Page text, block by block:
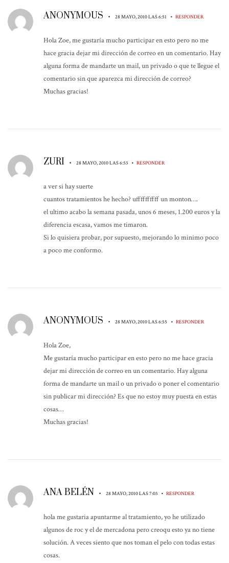
ANONYMOUS • 28 MAYO, 2010 LAS 6:51 • RESPONDER
Hola Zoe, me gustaría mucho participar en esto pero no me
hace gracia dejar mi dirección de correo en un comentario. Hay
alguna forma de mandarte un mail, un privado o que te llegue el
comentario sin que aparezca mi dirección de correo?
Muchas gracias!
ZURI • 28 MAYO, 2010 LAS 6:53 • RESPONDER
a ver si hay suerte
cuantos tratamientos he hecho? uffffffffff un monton….
el ultimo acabo la semana pasada, unos 6 meses, 1.200 euros y la
diferencia escasa, vamos me timaron.
Si lo quisiera probar, por supuesto, mejorando lo minimo poco
a poco me conformo.
ANONYMOUS • 28 MAYO, 2010 LAS 6:55 • RESPONDER
Hola Zoe,
Me gustaría mucho participar en esto pero no me hace gracia
dejar mi dirección de correo en un comentario. Hay alguna
forma de mandarte un mail o un privado o poner el comentario
sin publicar mi dirección? Es que no estoy muy puesta en estas
cosas…
Muchas gracias!
ANA BELÉN • 28 MAYO, 2010 LAS 7:03 • RESPONDER
hola me gustaria apuntarme al tratamiento, yo he utilizado
algunos de roc y el de mercadona pero creoqu esto ya no tiene
solución. A veces siento que nos toman el pelo con todas estas
cosas.